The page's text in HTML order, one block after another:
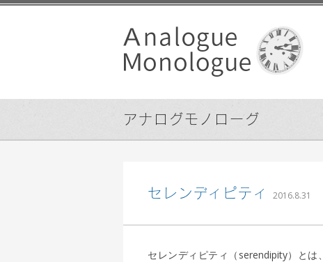
アナログモノローグ
セレンディピティ 2016.8.31
セレンディピティ（serendipity）と